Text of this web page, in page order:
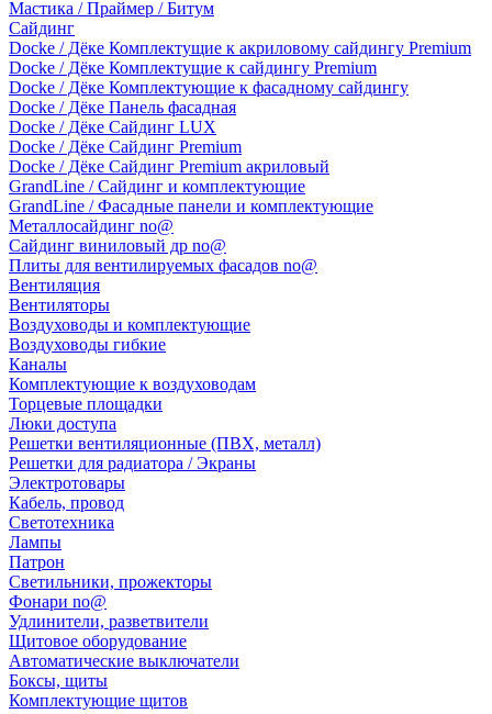
Мастика / Праймер / Битум
Сайдинг
Docke / Дёке Комплектущие к акриловому сайдингу Premium
Docke / Дёке Комплектущие к сайдингу Premium
Docke / Дёке Комплектующие к фасадному сайдингу
Docke / Дёке Панель фасадная
Docke / Дёке Сайдинг LUX
Docke / Дёке Сайдинг Premium
Docke / Дёке Сайдинг Premium акриловый
GrandLine / Сайдинг и комплектующие
GrandLine / Фасадные панели и комплектующие
Металлосайдинг no@
Сайдинг виниловый др no@
Плиты для вентилируемых фасадов no@
Вентиляция
Вентиляторы
Воздуховоды и комплектующие
Воздуховоды гибкие
Каналы
Комплектующие к воздуховодам
Торцевые площадки
Люки доступа
Решетки вентиляционные (ПВХ, металл)
Решетки для радиатора / Экраны
Электротовары
Кабель, провод
Светотехника
Лампы
Патрон
Светильники, прожекторы
Фонари no@
Удлинители, разветвители
Щитовое оборудование
Автоматические выключатели
Боксы, щиты
Комплектующие щитов